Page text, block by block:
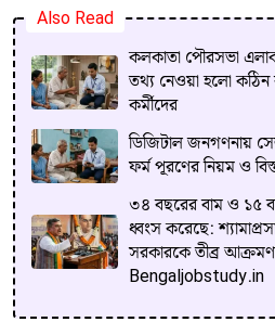
Also Read
কলকাতা পৌরসভা
তথ্য নেওয়া হলো কঠিন
কর্মীদের
ডিজিটাল জনগণনায়
ফর্ম পূরণের নিয়ম ও
৩৪ বছরের বাম ও ১৫
ধ্বংস করেছে:
সরকারকে তীব্র আক্রমণ
Bengaljobstudy.in